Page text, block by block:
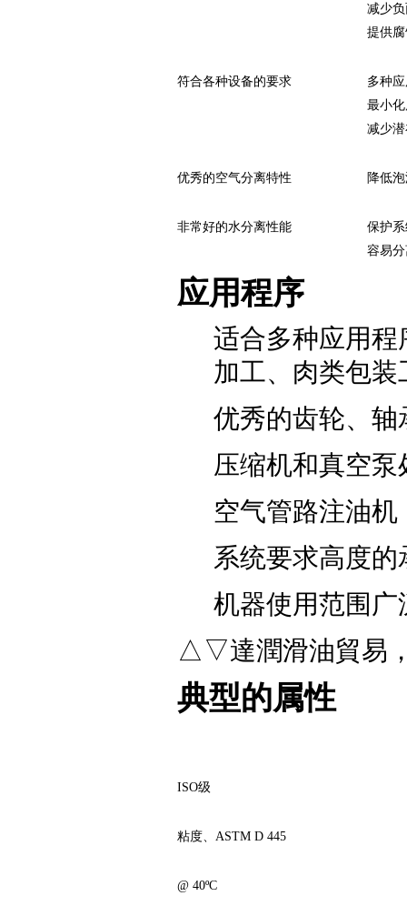
减少
提供
符合各种设备的要求
多种
最小
减少
优秀的空气分离特性 降低
非常好的水分离性能
保护
容易
应用程序
适合多种应用
加工、肉类包装
优秀的齿轮、
压缩机和真空
空气管路注油机
系统要求高度
机器使用范围
△▽達潤滑油貿易
典型的属性
ISO级
粘度、ASTM D 445
@ 40ºC